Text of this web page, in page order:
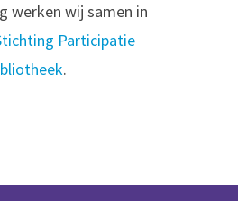
werken wij samen in
Participatie
.